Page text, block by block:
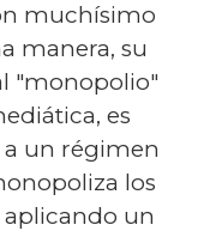
muchísimo
manera, su
"monopolio"
es
un régimen
los
un